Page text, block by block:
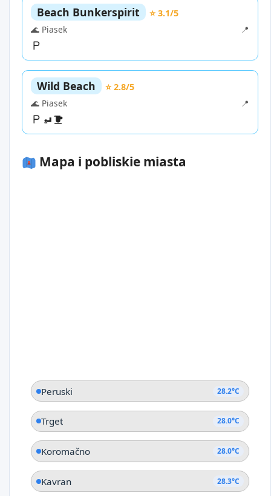
Beach Bunkerspirit
⭐ 3.1/5
🌊 Piasek
📍
Wild Beach
⭐ 2.8/5
🌊 Piasek
📍
Mapa i pobliskie miasta
Peruski 28.2°C
Trget 28.0°C
Koromačno 28.0°C
Kavran 28.3°C